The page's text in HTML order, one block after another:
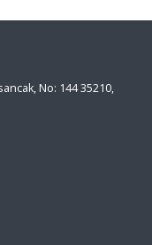
No: 144 35210,